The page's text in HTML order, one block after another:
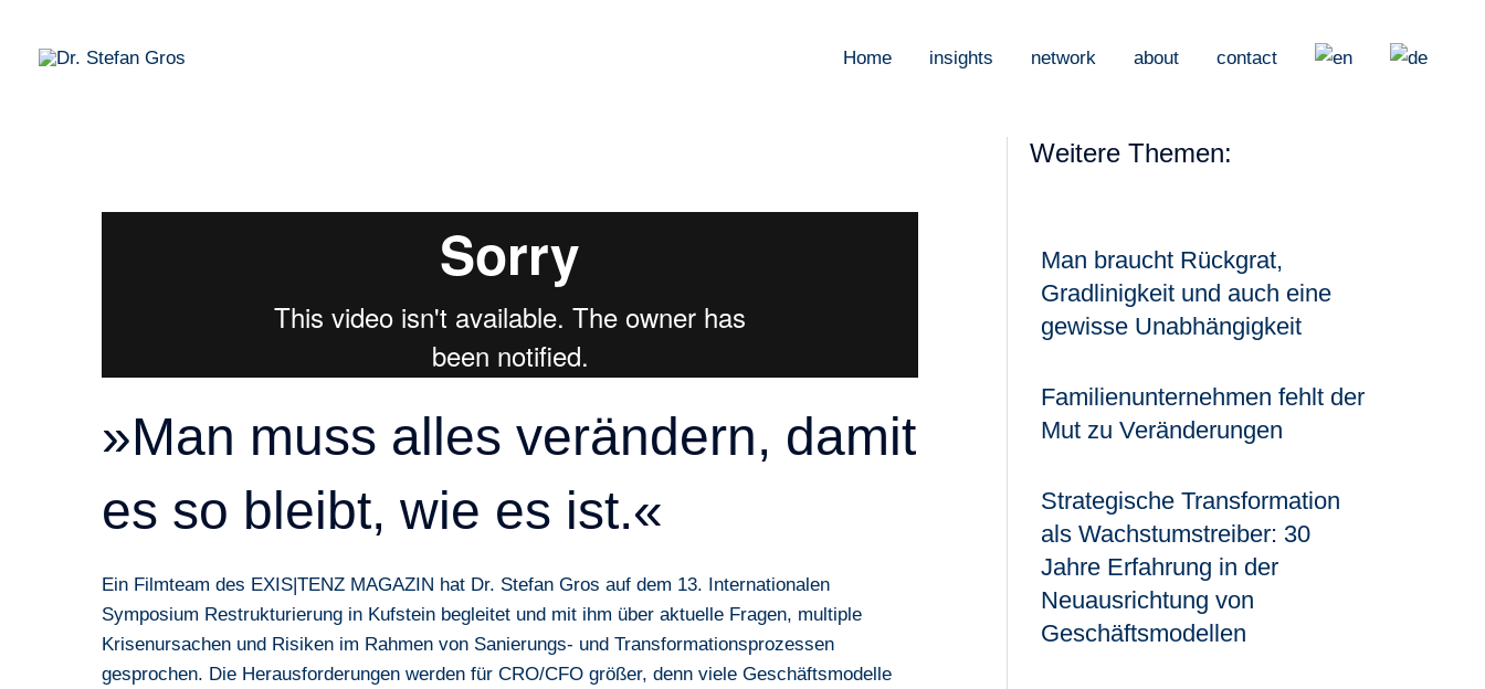
Inhalt
springen
Home insights network about contact
»Man muss alles verändern, damit
es so bleibt, wie es ist.«
Ein Filmteam des EXIS|TENZ MAGAZIN hat Dr. Stefan Gros auf dem 13. Internationalen
Symposium Restrukturierung in Kufstein begleitet und mit ihm über aktuelle Fragen, multiple
Krisenursachen und Risiken im Rahmen von Sanierungs- und Transformationsprozessen
gesprochen. Die Herausforderungen werden für CRO/CFO größer, denn viele Geschäftsmodelle
Weitere Themen:
Man braucht Rückgrat,
Gradlinigkeit und auch eine
gewisse Unabhängigkeit
Familienunternehmen fehlt der
Mut zu Veränderungen
Strategische Transformation
als Wachstumstreiber: 30
Jahre Erfahrung in der
Neuausrichtung von
Geschäftsmodellen